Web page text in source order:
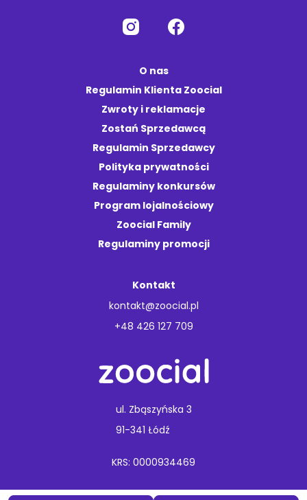
O nas
Regulamin Klienta Zoocial
Zwroty i reklamacje
Zostań Sprzedawcą
Regulamin Sprzedawcy
Polityka prywatności
Regulaminy konkursów
Program lojalnościowy
Zoocial Family
Regulaminy promocji
Kontakt
kontakt@zoocial.pl
+48 426 127 709
ul. Zbąszyńska 3
91-341 Łódź
KRS: 0000934469
Copyright © 2026 Animal Care.